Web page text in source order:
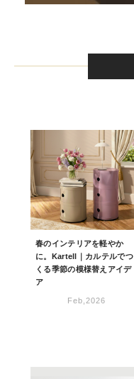
春のインテリアを軽やか
に。Kartell｜カルテルでつ
くる季節の模様替えアイデ
ア
Feb,2026